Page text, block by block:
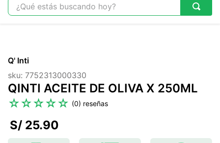
2.
3.
colageno
kefir
6
stevia
Q' Inti
sku: 7752313000330
QINTI ACEITE DE OLIVA X 250ML
☆☆☆☆☆ (0)
S/ 25.90